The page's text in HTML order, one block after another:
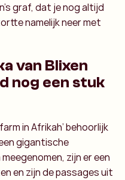
graf, dat je nog altijd
namelijk neer met
van Blixen
nog een stuk
in Afrikah’ behoorlijk
gigantische
zijn er een
en zijn de passages uit